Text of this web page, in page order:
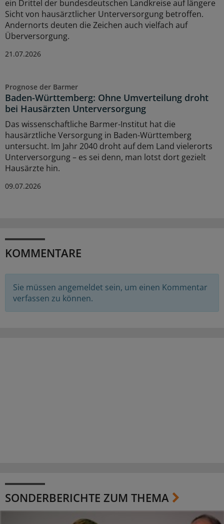
ein Drittel der bundesdeutschen Landkreise auf längere
Sicht von hausärztlicher Unterversorgung betroffen.
Andernorts deuten die Zeichen auch vielfach auf
Überversorgung.
21.07.2026
Prognose der Barmer
Baden-Württemberg: Ohne Umverteilung droht
bei Hausärzten Unterversorgung
Das wissenschaftliche Barmer-Institut hat die
hausärztliche Versorgung in Baden-Württemberg
untersucht. Im Jahr 2040 droht auf dem Land vielerorts
Unterversorgung – es sei denn, man lotst dort gezielt
Hausärzte hin.
09.07.2026
KOMMENTARE
Sie müssen angemeldet sein, um einen Kommentar
verfassen zu können.
SONDERBERICHTE ZUM THEMA